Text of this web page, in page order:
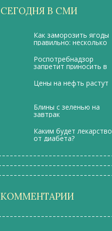
СЕГОДНЯ В СМИ
Как заморозить ягоды
правильно: несколько
Роспотребнадзор
запретит приносить в
Цены на нефть растут
Блины с зеленью на
завтрак
Каким будет лекарство
от диабета?
КОММЕНТАРИИ